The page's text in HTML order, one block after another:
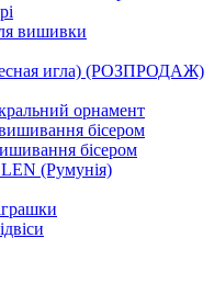
вишивки
игла) (РОЗПРОДАЖ)
орнамент
бісером
бісером
(Румунія)